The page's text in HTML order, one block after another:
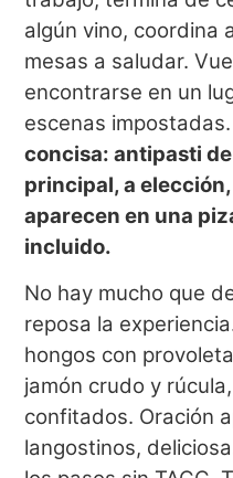
algún vino, coordina
mesas a saludar.
encontrarse en un
escenas impostadas.
concisa: antipasti
principal, a
aparecen en una
incluido.
No hay mucho que
reposa la
hongos con
jamón crudo y
confitados. Oración
langostinos,